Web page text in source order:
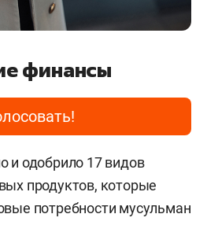
финансы
и одобрило 17 видов
продуктов, которые
потребности мусульман